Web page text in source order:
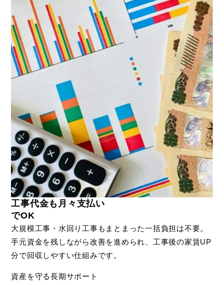
工事代金も月々支払い
でOK
大規模工事・水回り工事もまとまった一括負担は不要。
手元資金を残しながら改善を進められ、工事後の家賃UP
分で回収しやすい仕組みです。
資産を守る長期サポート